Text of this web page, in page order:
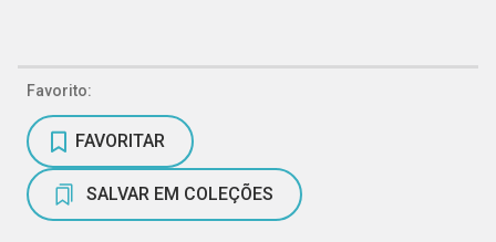
Favorito:
FAVORITAR
SALVAR EM COLEÇÕES